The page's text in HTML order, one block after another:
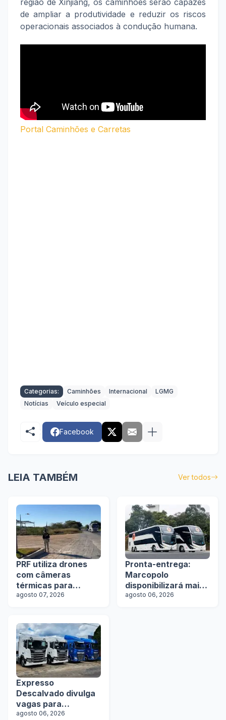
região de Xinjiang, os caminhões serão capazes
de ampliar a produtividade e reduzir os riscos
operacionais associados à condução humana.
Portal Caminhões e Carretas
Categorias: Caminhões Internacional
LGMG
Notícias
Veículo especial
Facebook
LEIA TAMBÉM Ver todos
PRF utiliza drones
com câmeras
térmicas para
fiscalizar freios de
agosto 07, 2026
Pronta-entrega:
Marcopolo
disponibilizará mais
de 100 ônibus para
agosto 06, 2026
Expresso
Descalvado divulga
vagas para
motoristas
agosto 06, 2026